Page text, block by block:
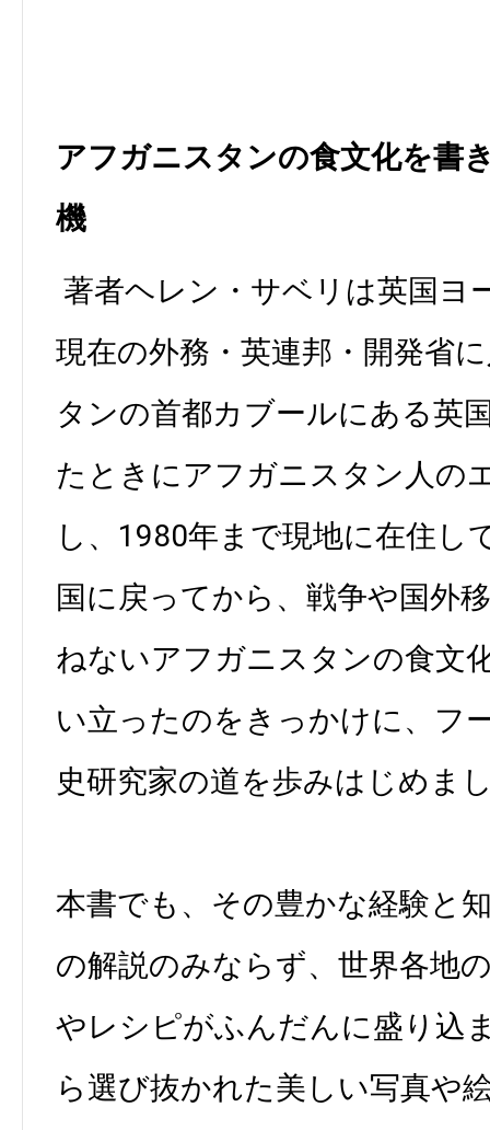
アフガニスタンの食文化を書
機
著者ヘレン・サベリは英国ヨ
現在の外務・英連邦・開発省
タンの首都カブールにある英
たときにアフガニスタン人の
し、1980年まで現地に在住し
国に戻ってから、戦争や国外
ねないアフガニスタンの食文
い立ったのをきっかけに、フ
史研究家の道を歩みはじめま
本書でも、その豊かな経験と
の解説のみならず、世界各地
やレシピがふんだんに盛り込
ら選び抜かれた美しい写真や